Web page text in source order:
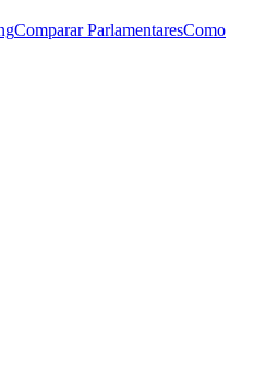
Comparar ParlamentaresComo